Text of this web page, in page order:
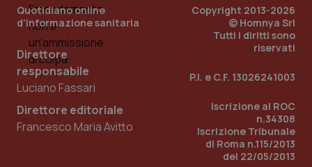
Quotidiano online
d'informazione sanitaria
Direttore
responsabile
Luciano Fassari
Direttore editoriale
Francesco Maria Avitto
Copyright 2013-2026
© Homnya Srl
Tutti i diritti sono
riservati
P.I. e C.F. 13026241003
Iscrizione al ROC
n.34308
Iscrizione Tribunale
di Roma n.115/2013
del 22/05/2013
_ga